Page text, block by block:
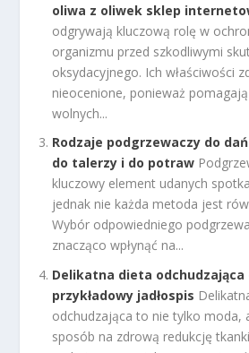
oliwa z oliwek sklep
odgrywają kluczową rolę w
organizmu przed szkodliwymi
oksydacyjnego. Ich właściwości
nieocenione, ponieważ
wolnych...
Rodzaje podgrzewaczy do
do talerzy i do potraw
kluczowy element udanych
jednak nie każda metoda jest
Wybór odpowiedniego
znacząco wpłynąć na...
Delikatna dieta odchudzająca
przykładowy jadłospis
odchudzająca to nie tylko moda,
sposób na zdrową redukcję